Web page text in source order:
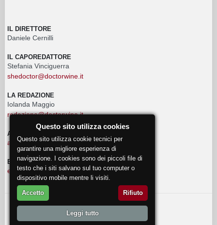
IL DIRETTORE
Daniele Cernilli
IL CAPOREDATTORE
Stefania Vinciguerra
shedoctor@doctorwine.it
LA REDAZIONE
Iolanda Maggio
redazione@doctorwine.it
ADVERTISING
advertising@doctorwine.it
EVENTI
eventi@doctorwine.it
© 2018 DoctorWine .
Questo sito utilizza cookies
Questo sito utilizza cookie tecnici per
garantire una migliore esperienza di
navigazione. I cookies sono dei piccoli file di
testo che i siti salvano sul tuo computer o
dispositivo mobile mentre li visiti.
Accetto Rifiuto
Leggi tutto